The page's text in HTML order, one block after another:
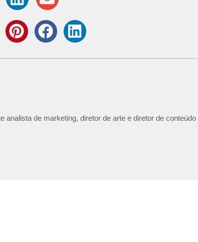
analista de marketing, diretor de arte e diretor de conteúdo